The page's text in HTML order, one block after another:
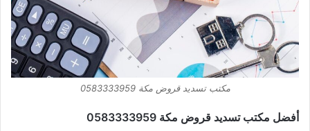
مكتب تسديد قروض مكة 0583333959
أفضل مكتب تسديد قروض مكة 0583333959